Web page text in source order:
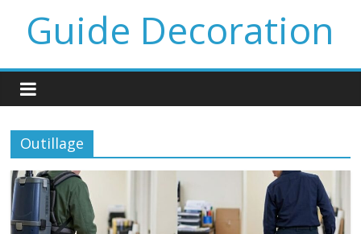
Guide Decoration
Outillage